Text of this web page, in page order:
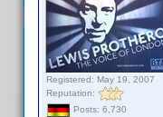
Registered: May 19, 2007
Reputation:
Posts: 6,730